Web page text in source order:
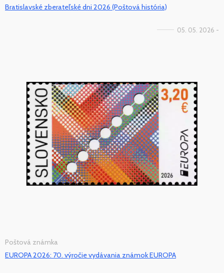
Bratislavské zberateľské dni 2026 (Poštová história)
05. 05. 2026 -
Poštová známka
EUROPA 2026: 70. výročie vydávania známok EUROPA